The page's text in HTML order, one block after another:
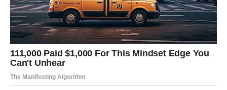
najljepši trenuci, pozitivni preokreti i razlozi za veliko
zadovoljstvo. Ipak, svaki znak dobija priliku da naredne
dane učini posebnim na svoj način.
Neke sedmice zaboravimo vrlo brzo. A neke pamtimo
znakove.